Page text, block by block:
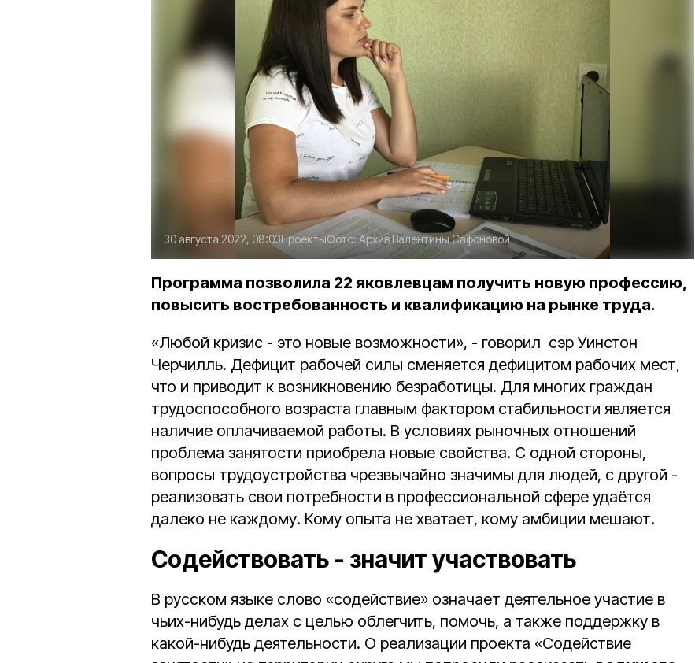
30 августа 2022, 08:03ПроектыФото:Архив Валентины Сафоновой
Программа позволила 22 яковлевцам получить новую профессию,
повысить востребованность и квалификацию на рынке труда.
«Любой кризис - это новые возможности», - говорил сэр Уинстон
Черчилль. Дефицит рабочей силы сменяется дефицитом рабочих мест,
что и приводит к возникновению безработицы. Для многих граждан
трудоспособного возраста главным фактором стабильности является
наличие оплачиваемой работы. В условиях рыночных отношений
проблема занятости приобрела новые свойства. С одной стороны,
вопросы трудоустройства чрезвычайно значимы для людей, с другой -
реализовать свои потребности в профессиональной сфере удаётся
далеко не каждому. Кому опыта не хватает, кому амбиции мешают.
Содействовать - значит участвовать
В русском языке слово «содействие» означает деятельное участие в
чьих-нибудь делах с целью облегчить, помочь, а также поддержку в
какой-нибудь деятельности. О реализации проекта «Содействие